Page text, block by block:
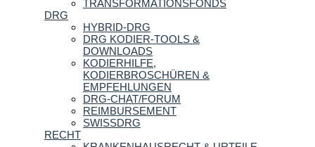
TRANSFORMATIONSFONDS
DRG
HYBRID-DRG
DRG KODIER-TOOLS &
DOWNLOADS
KODIERHILFE,
KODIERBROSCHÜREN &
EMPFEHLUNGEN
DRG-CHAT/FORUM
REIMBURSEMENT
SWISSDRG
RECHT